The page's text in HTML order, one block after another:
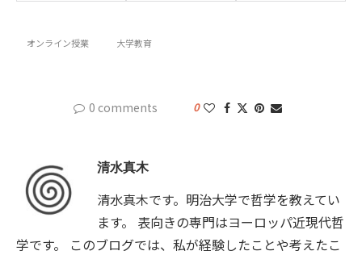
オンライン授業 大学教育
0 comments 0
清水真木
清水真木です。明治大学で哲学を教えてい
ます。 表向きの専門はヨーロッパ近現代哲
学です。 このブログでは、私が経験したことや考えたこ